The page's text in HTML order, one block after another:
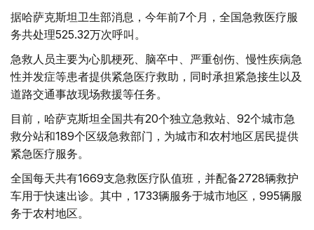
据哈萨克斯坦卫生部消息，今年前7个月，全国急救医疗服
务共处理525.32万次呼叫。
急救人员主要为心肌梗死、脑卒中、严重创伤、慢性疾病急
性并发症等患者提供紧急医疗救助，同时承担紧急接生以及
道路交通事故现场救援等任务。
目前，哈萨克斯坦全国共有20个独立急救站、92个城市急
救分站和189个区级急救部门，为城市和农村地区居民提供
紧急医疗服务。
全国每天共有1669支急救医疗队值班，并配备2728辆救护
车用于快速出诊。其中，1733辆服务于城市地区，995辆服
务于农村地区。